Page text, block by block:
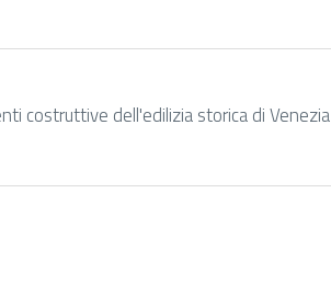
costruttive dell'edilizia storica di Venezia